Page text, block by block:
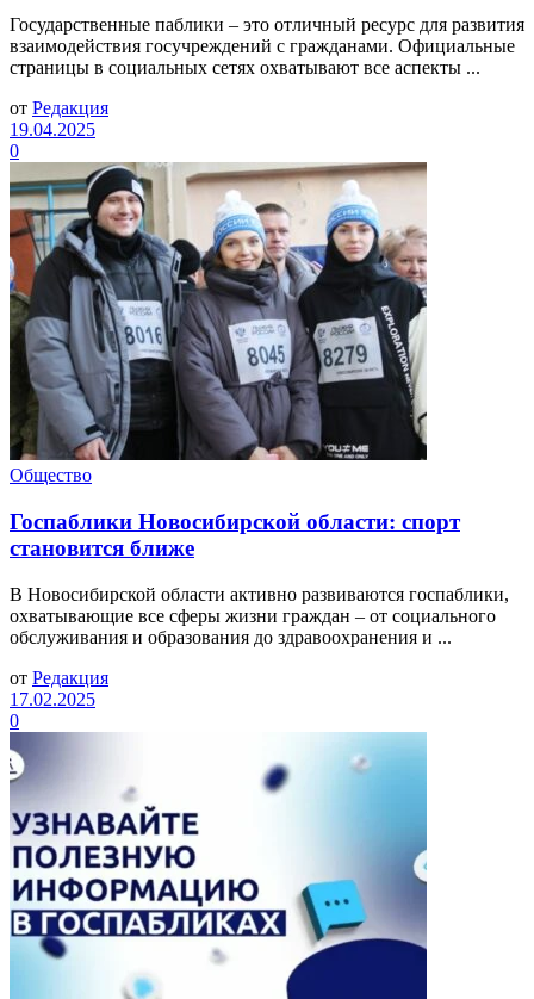
Государственные паблики – это отличный ресурс для развития
взаимодействия госучреждений с гражданами. Официальные
страницы в социальных сетях охватывают все аспекты ...
от Редакция
19.04.2025
0
Общество
Госпаблики Новосибирской области: спорт
становится ближе
В Новосибирской области активно развиваются госпаблики,
охватывающие все сферы жизни граждан – от социального
обслуживания и образования до здравоохранения и ...
от Редакция
17.02.2025
0